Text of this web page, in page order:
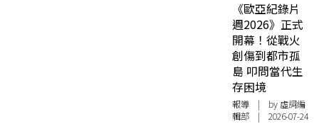
《歐亞紀錄片
週2026》正式
開幕！從戰火
創傷到都市孤
島 叩問當代生
存困境
報導 | by 虛詞編
輯部 | 2026-07-24